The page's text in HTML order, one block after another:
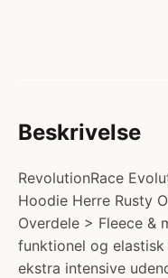
Beskrivelse
RevolutionRace
Hoodie Herre Rusty
Overdele > Fleece &
funktionel og
ekstra intensive